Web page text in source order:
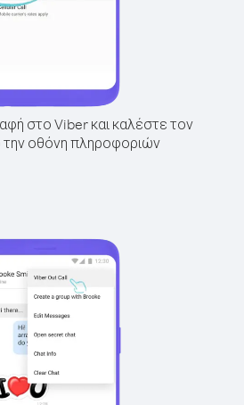
στο Viber και καλέστε τον
την οθόνη πληροφοριών